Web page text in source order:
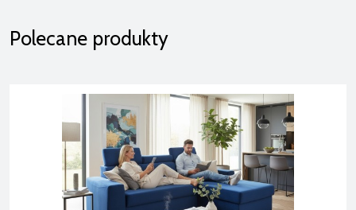
Polecane produkty